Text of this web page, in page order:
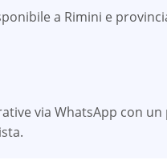
a Rimini e
via WhatsApp con